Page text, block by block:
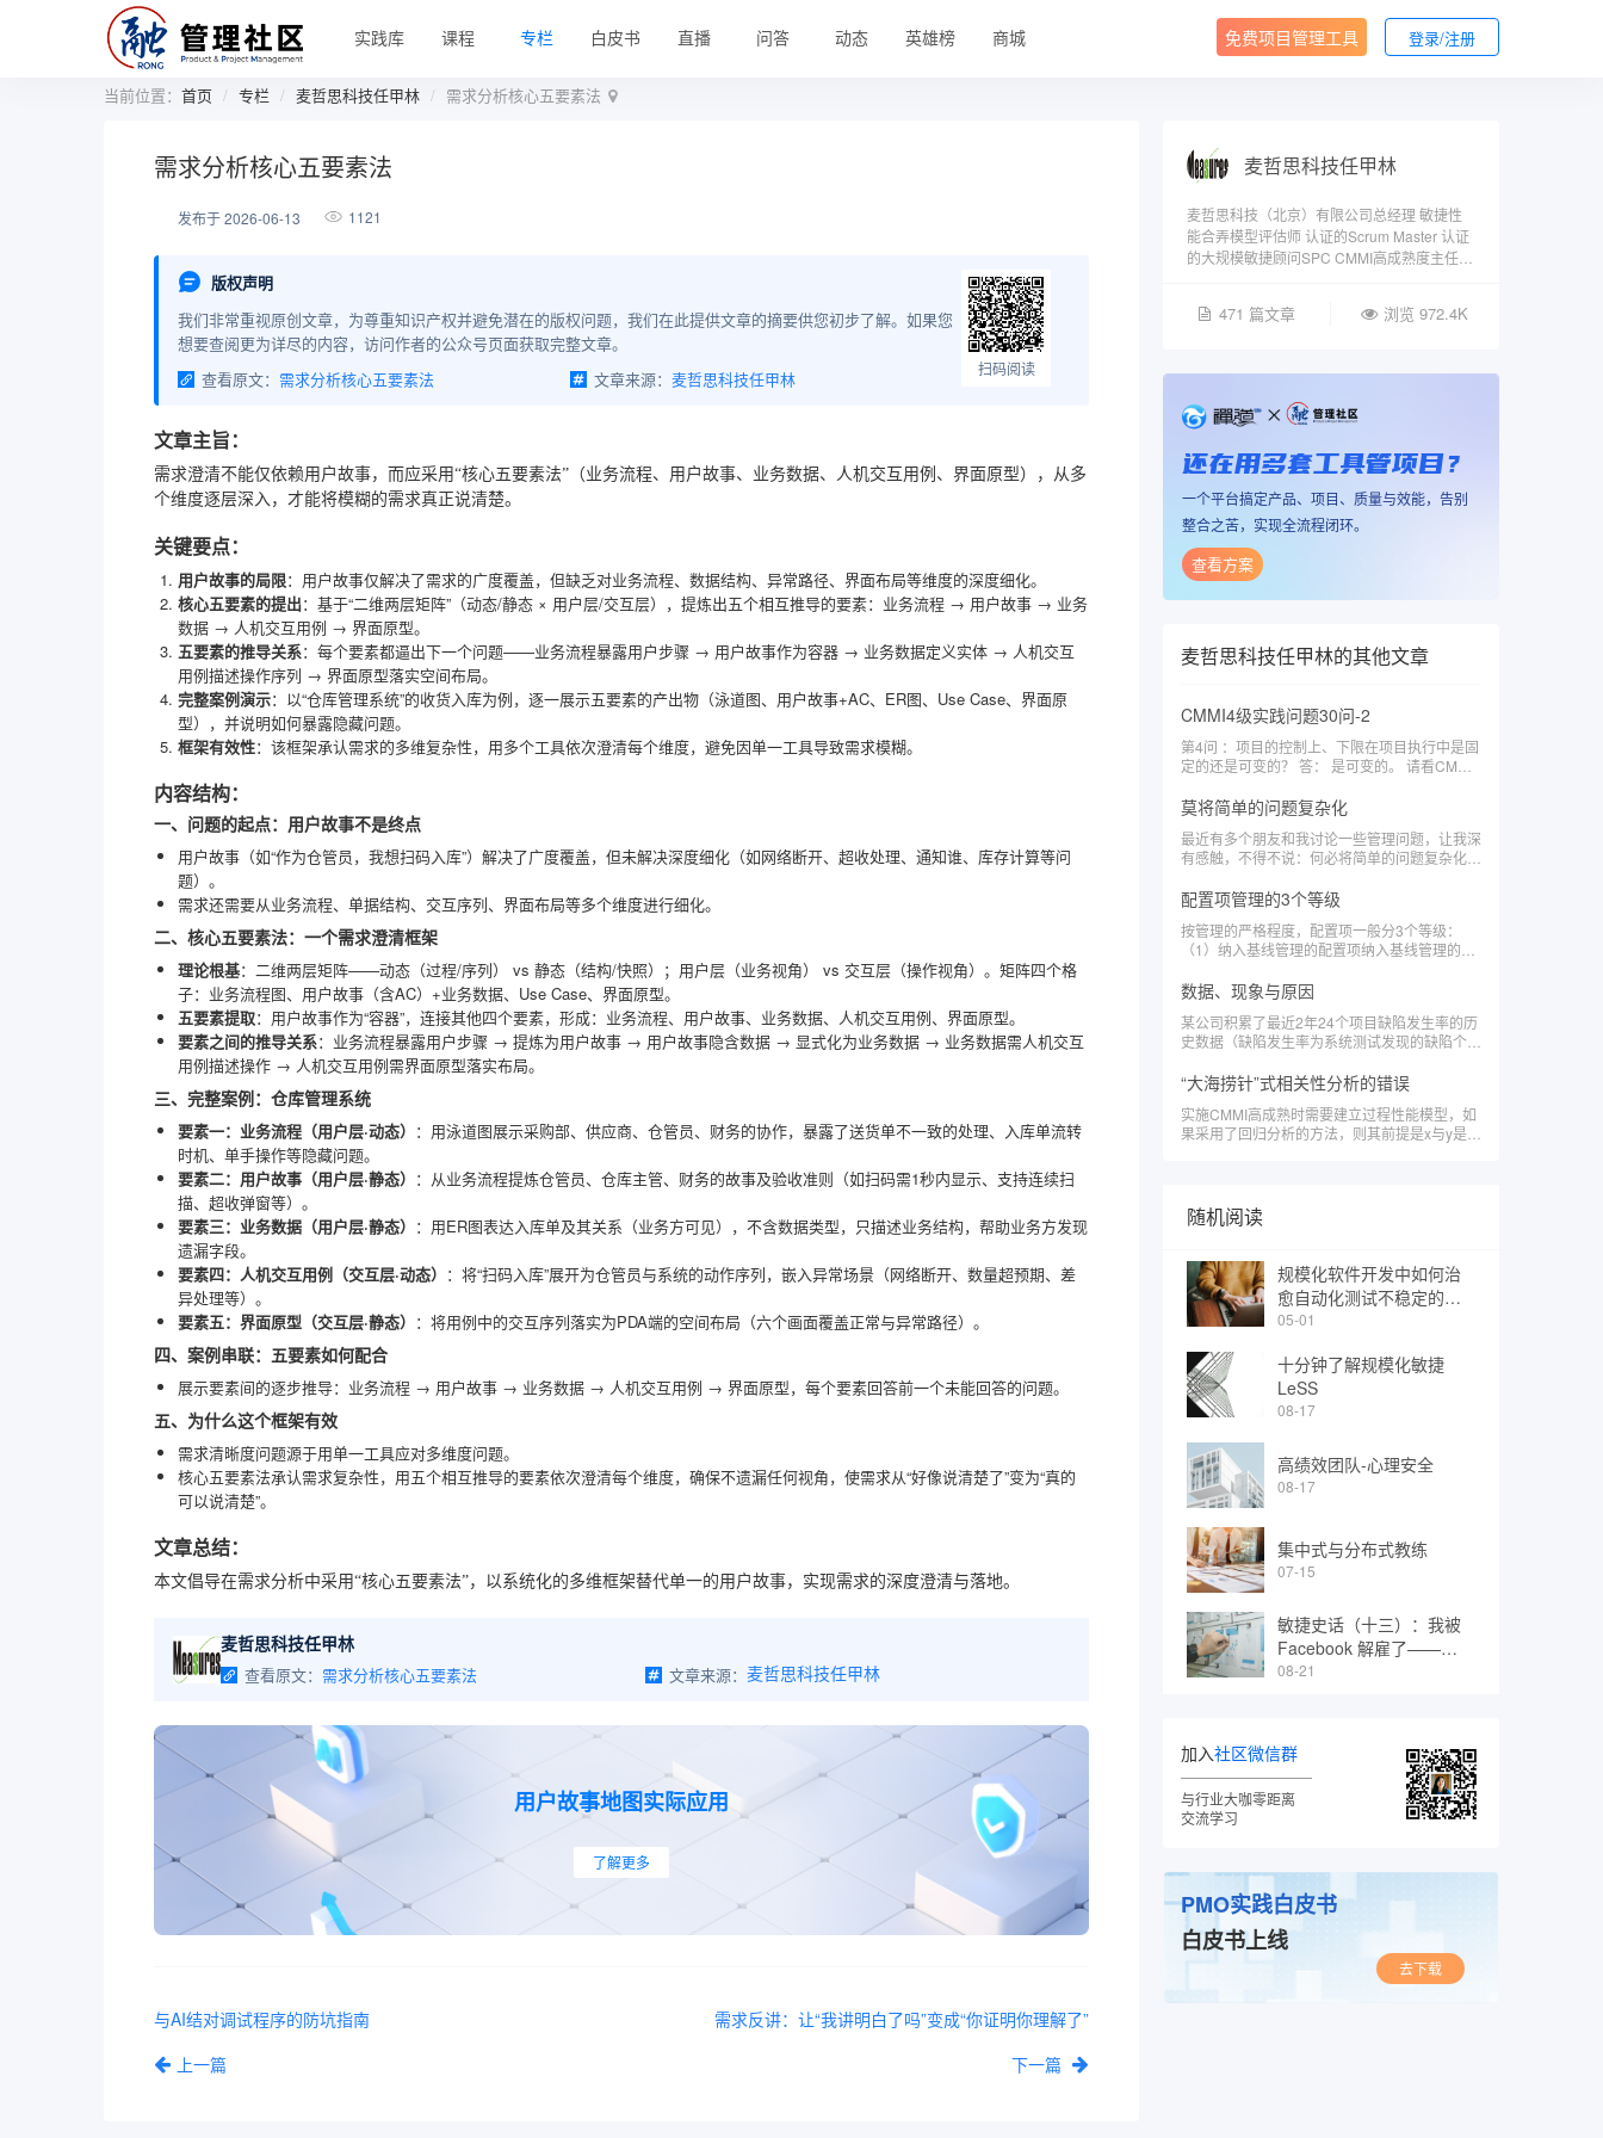
实践库 课程 专栏 白皮书 直播 问答 动态 英雄榜 商城 免费项目管理工具 登录/注册
当前位置： 首页 专栏 麦哲思科技任甲林 需求分析核心五要素法
需求分析核心五要素法
发布于 2026-06-13 1121
版权声明
我们非常重视原创文章，为尊重知识产权并避免潜在的版权问题，我们在此提供文章的摘要供您初步了解。如果您
想要查阅更为详尽的内容，访问作者的公众号页面获取完整文章。
查看原文： 需求分析核心五要素法 文章来源： 麦哲思科技任甲林 扫码阅读
文章主旨：
需求澄清不能仅依赖用户故事，而应采用“核心五要素法”（业务流程、用户故事、业务数据、人机交互用例、界面原型），从多
个维度逐层深入，才能将模糊的需求真正说清楚。
关键要点：
用户故事的局限：用户故事仅解决了需求的广度覆盖，但缺乏对业务流程、数据结构、异常路径、界面布局等维度的深度细化。
核心五要素的提出：基于“二维两层矩阵”（动态/静态 × 用户层/交互层），提炼出五个相互推导的要素：业务流程 → 用户故事 → 业务
数据 → 人机交互用例 → 界面原型。
五要素的推导关系：每个要素都逼出下一个问题——业务流程暴露用户步骤 → 用户故事作为容器 → 业务数据定义实体 → 人机交互
用例描述操作序列 → 界面原型落实空间布局。
完整案例演示：以“仓库管理系统”的收货入库为例，逐一展示五要素的产出物（泳道图、用户故事+AC、ER图、Use Case、界面原
型），并说明如何暴露隐藏问题。
框架有效性：该框架承认需求的多维复杂性，用多个工具依次澄清每个维度，避免因单一工具导致需求模糊。
内容结构：
一、问题的起点：用户故事不是终点
用户故事（如“作为仓管员，我想扫码入库”）解决了广度覆盖，但未解决深度细化（如网络断开、超收处理、通知谁、库存计算等问
题）。
需求还需要从业务流程、单据结构、交互序列、界面布局等多个维度进行细化。
二、核心五要素法：一个需求澄清框架
理论根基：二维两层矩阵——动态（过程/序列） vs 静态（结构/快照）；用户层（业务视角） vs 交互层（操作视角）。矩阵四个格
子：业务流程图、用户故事（含AC）+业务数据、Use Case、界面原型。
五要素提取：用户故事作为“容器”，连接其他四个要素，形成：业务流程、用户故事、业务数据、人机交互用例、界面原型。
要素之间的推导关系：业务流程暴露用户步骤 → 提炼为用户故事 → 用户故事隐含数据 → 显式化为业务数据 → 业务数据需人机交互
用例描述操作 → 人机交互用例需界面原型落实布局。
三、完整案例：仓库管理系统
要素一：业务流程（用户层·动态） ：用泳道图展示采购部、供应商、仓管员、财务的协作，暴露了送货单不一致的处理、入库单流转
时机、单手操作等隐藏问题。
要素二：用户故事（用户层·静态） ：从业务流程提炼仓管员、仓库主管、财务的故事及验收准则（如扫码需1秒内显示、支持连续扫
描、超收弹窗等）。
要素三：业务数据（用户层·静态） ：用ER图表达入库单及其关系（业务方可见），不含数据类型，只描述业务结构，帮助业务方发现
遗漏字段。
要素四：人机交互用例（交互层·动态） ：将“扫码入库”展开为仓管员与系统的动作序列，嵌入异常场景（网络断开、数量超预期、差
异处理等）。
要素五：界面原型（交互层·静态） ：将用例中的交互序列落实为PDA端的空间布局（六个画面覆盖正常与异常路径）。
四、案例串联：五要素如何配合
展示要素间的逐步推导：业务流程 → 用户故事 → 业务数据 → 人机交互用例 → 界面原型，每个要素回答前一个未能回答的问题。
五、为什么这个框架有效
需求清晰度问题源于用单一工具应对多维度问题。
核心五要素法承认需求复杂性，用五个相互推导的要素依次澄清每个维度，确保不遗漏任何视角，使需求从“好像说清楚了”变为“真的
可以说清楚”。
文章总结：
本文倡导在需求分析中采用“核心五要素法”，以系统化的多维框架替代单一的用户故事，实现需求的深度澄清与落地。
麦哲思科技任甲林
查看原文： 需求分析核心五要素法 文章来源： 麦哲思科技任甲林
用户故事地图实际应用
了解更多
与AI结对调试程序的防坑指南
上一篇
需求反讲：让“我讲明白了吗”变成“你证明你理解了”
下一篇
麦哲思科技任甲林
麦哲思科技（北京）有限公司总经理 敏捷性
能合弄模型评估师 认证的Scrum Master 认证
的大规模敏捷顾问SPC CMMI高成熟度主任评
471 篇文章 浏览 972.4K
还在用多套工具管项目？
一个平台搞定产品、项目、质量与效能，告别
整合之苦，实现全流程闭环。
查看方案
麦哲思科技任甲林的其他文章
CMMI4级实践问题30问-2
第4问 ：项目的控制上、下限在项目执行中是固
定的还是可变的？ 答： 是可变的。 请看CMMI
h trial natural bounds for subprocesses having
suitable historical performance data. 注意这里
提到的是trial 自然边界，即根据历史项目的数据
得
莫将简单的问题复杂化
最近有多个朋友和我讨论一些管理问题，让我深
有感触，不得不说：何必将简单的问题复杂化
的，不是一种理论研究，不是基于数学推理的，
可以采用一些理论去指导实践，但是没有必要张
口新名词，闭口新名词，或者自创一些别人不懂
的概念，故弄玄虚。比如，最近有朋友问我：
预测？ 我花费了一些口舌去给朋友介绍什么叫
配置项管理的3个等级
按管理的严格程度，配置项一般分3个等级：
（1）纳入基线管理的配置项纳入基线管理的配
要做变更申请，要审批。审批一般分2种严格程
度：i) 项目经理或分CCB审批就可以，一般是局
部的小的变更。ii）变更控制委员会（CCB）审
批纳入基线前，一般要经过评审或测试（称为验
随意变更的配置项，一般称为受控项这类配置项
数据、现象与原因
某公司积累了最近2年24个项目缺陷发生率的历
史数据（缺陷发生率为系统测试发现的缺陷个数
的历史数据，按年份画箱线图比较分析如下：
针对上述的箱线图，是否可以下结论认为
2013年开发质量提升了，开发人员犯的错误就
少了呢？ 其实未必。 如果对年份与项目
“大海捞针”式相关性分析的错误
实施CMMI高成熟时需要建立过程性能模型，如
果采用了回归分析的方法，则其前提是x与y是相
定其中一个度量元作为y，然后在MINITAB中直
接建立其他所有的度量元与该y的相关性分析矩
立回归方程。这种海选式建立回归方程的方法费
时费力
随机阅读
规模化软件开发中如何治
愈自动化测试不稳定的顽
疾？（上）
05-01
十分钟了解规模化敏捷
LeSS
08-17
高绩效团队-心理安全
08-17
集中式与分布式教练
07-15
敏捷史话（十三）：我被
Facebook 解雇了——
Kent Beck
08-21
加入社区微信群
与行业大咖零距离
交流学习
PMO实践白皮书
白皮书上线
去下载